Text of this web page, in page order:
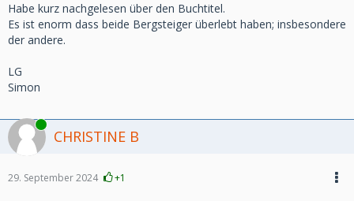
Habe kurz nachgelesen über den Buchtitel.
Es ist enorm dass beide Bergsteiger überlebt haben; insbesondere
der andere.
LG
Simon
Online
CHRISTINE B
29. September 2024 +1